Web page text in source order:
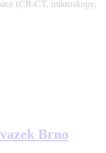
(CB-CT, mikroskopy,
Brno